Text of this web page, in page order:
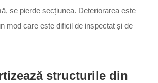
se pierde secțiunea. Deteriorarea este
mod care este dificil de inspectat și de
structurile din